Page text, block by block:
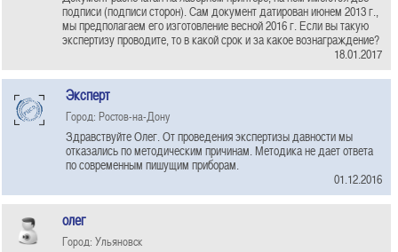
подписи (подписи сторон). Сам документ датирован июнем 2013 г.,
мы предполагаем его изготовление весной 2016 г. Если вы такую
экспертизу проводите, то в какой срок и за какое вознаграждение?
18.01.2017
Эксперт
Город: Ростов-на-Дону
Здравствуйте Олег. От проведения экспертизы давности мы
отказались по методическим причинам. Методика не дает ответа
по современным пишущим приборам.
01.12.2016
олег
Город: Ульяновск